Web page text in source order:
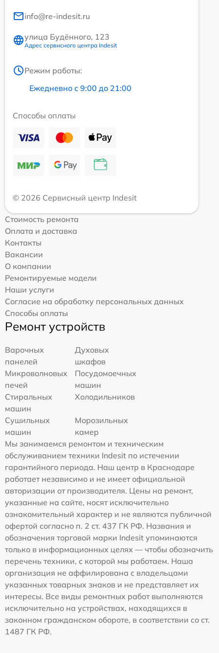
info@re-indesit.ru
улица Будённого, 123
Адрес сервисного центра Indesit
Режим работы:
Ежедневно с 9:00 до 21:00
Способы оплаты
© 2026 Сервисный центр Indesit
Стоимость ремонта
Оплата и доставка
Контакты
Вакансии
О компании
Ремонтируемые модели
Наши услуги
Согласие на обработку персональных данных
Способы оплаты
Ремонт устройств
Варочных
панелей
Духовых
шкафов
Микроволновых
печей
Посудомоечных
машин
Стиральных
машин
Холодильников
Сушильных
машин
Морозильных
камер
Мы занимаемся ремонтом и техническим
обслуживанием техники Indesit по истечении
гарантийного периода. Наш центр в Краснодаре
работает независимо и не имеет официальной
авторизации от производителя. Цены на ремонт,
указанные на сайте, носят исключительно
ознакомительный характер и не являются публичной
офертой согласно п. 2 ст. 437 ГК РФ. Названия и
обозначения торговой марки Indesit упоминаются
только в информационных целях — чтобы обозначить
перечень техники, с которой мы работаем. Наша
организация не аффилирована с владельцами
указанных товарных знаков и не представляет их
интересы. Все виды ремонтных работ выполняются
исключительно на устройствах, находящихся в
законном гражданском обороте, в соответствии со ст.
1487 ГК РФ.